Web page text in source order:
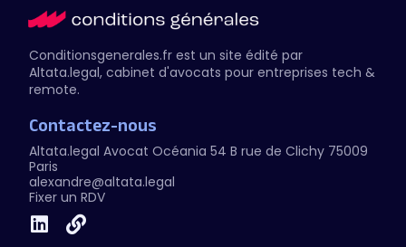
Conditionsgenerales.fr est un site édité par
Altata.legal, cabinet d'avocats pour entreprises tech &
remote.
Contactez-nous
Altata.legal Avocat Océania 54 B rue de Clichy 75009
Paris
alexandre@altata.legal
Fixer un RDV